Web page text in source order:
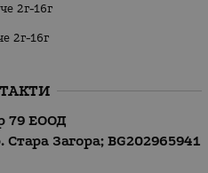
2г-16г
2г-16г
79 ЕООД
Загора; BG202965941